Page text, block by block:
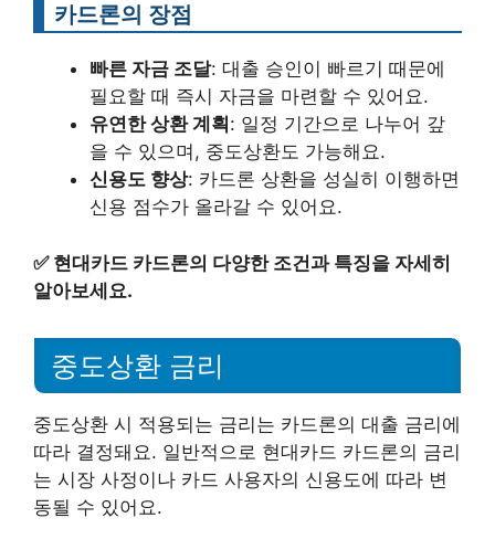
카드론의 장점
빠른 자금 조달: 대출 승인이 빠르기 때문에
필요할 때 즉시 자금을 마련할 수 있어요.
유연한 상환 계획 : 일정 기간으로 나누어 갚
을 수 있으며, 중도상환도 가능해요.
신용도 향상: 카드론 상환을 성실히 이행하면
신용 점수가 올라갈 수 있어요.
✅ 현대카드 카드론의 다양한 조건과 특징을 자세히
알아보세요.
중도상환 금리
중도상환 시 적용되는 금리는 카드론의 대출 금리에
따라 결정돼요. 일반적으로 현대카드 카드론의 금리
는 시장 사정이나 카드 사용자의 신용도에 따라 변
동될 수 있어요.